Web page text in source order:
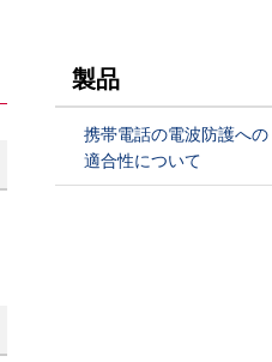
製品
携帯電話の電波防護への
適合性について